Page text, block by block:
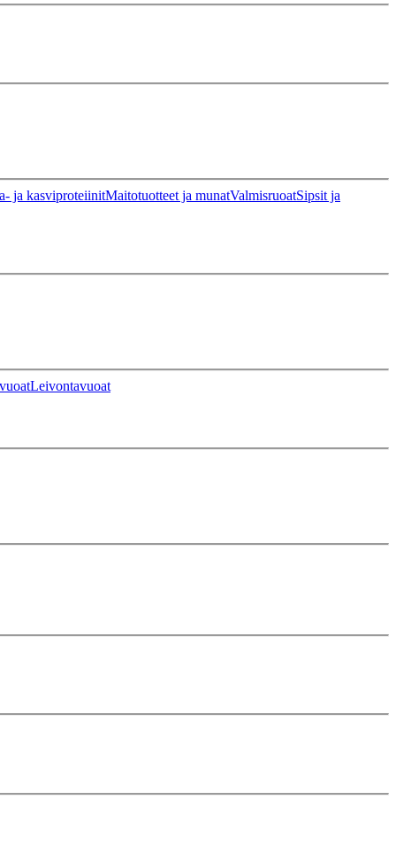
ja kasviproteiinitMaitotuotteet ja munatValmisruoatSipsit ja
Leivontavuoat